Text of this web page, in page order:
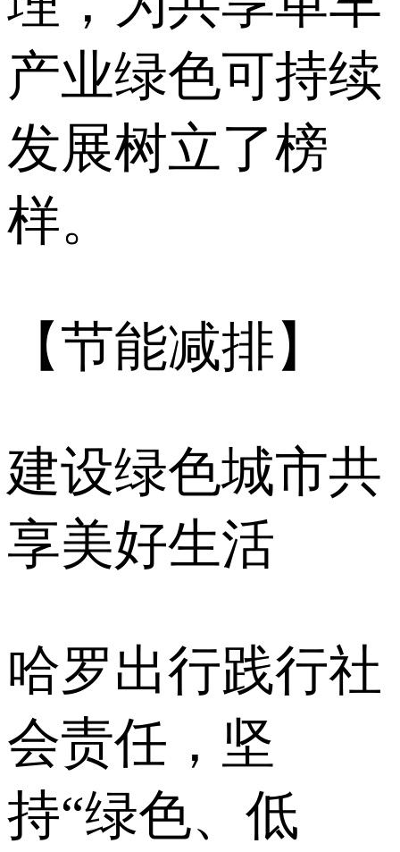
产业绿色可持续
发展树立了榜
样。
【节能减排】
建设绿色城市共
享美好生活
哈罗出行践行社
会责任，坚
持“绿色、低